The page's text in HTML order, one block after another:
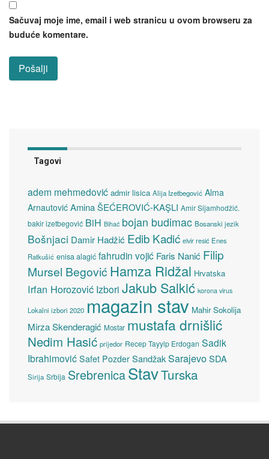
Sačuvaj moje ime, email i web stranicu u ovom browseru za
buduće komentare.
Tagovi
adem mehmedović admir lisica Alija Izetbegović Alma
Arnautović Amina ŠEĆEROVIĆ-KAŞLI Amir Sijamhodžić.
bakir izetbegović BiH Bihać bojan budimac Bosanski jezik
Bošnjaci Damir Hadžić Edib Kadić elvir resić Enes
Ratkušić enisa alagić fahrudin vojić Faris Nanić Filip
Mursel Begović Hamza Ridžal Hrvatska
Irfan Horozović Izbori Jakub Salkić korona virus
Lokalni izbori 2020 magazin stav Mahir Sokolija
Mirza Skenderagić Mostar mustafa drnišlić
Nedim Hasić prijedor Recep Tayyip Erdogan Sadik
Ibrahimović Safet Pozder SandžakSarajevoSDA
Sirija Srbija SrebrenicaStavTurska